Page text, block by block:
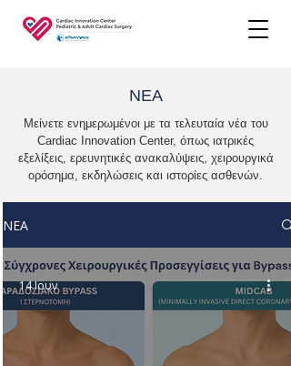
ΝΕΑ
Μείνετε ενημερωμένοι με τα τελευταία νέα του
Cardiac Innovation Center, όπως ιατρικές
εξελίξεις, ερευνητικές ανακαλύψεις, χειρουργικά
ορόσημα, εκδηλώσεις και ιστορίες ασθενών.
ΝΕΑ
14 Ιουν